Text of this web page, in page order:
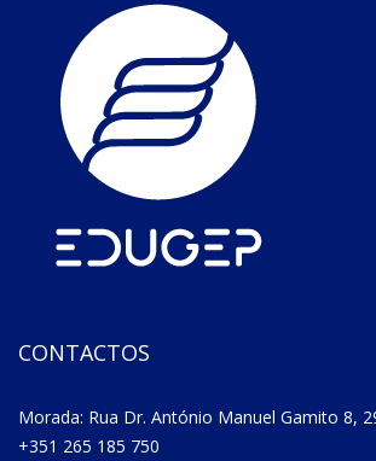
CONTACTOS
Morada: Rua Dr. António Manuel Gamito 8,
+351 265 185 750